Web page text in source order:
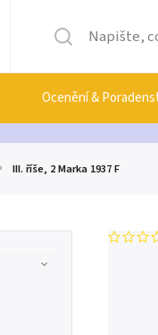
Ocenění &
III. říše, 2 Marka 1937 F